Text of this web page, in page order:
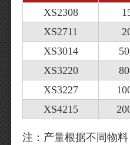
XS2308
XS2711
XS3014
XS3220
XS3227
XS4215
注：产量根据不同物